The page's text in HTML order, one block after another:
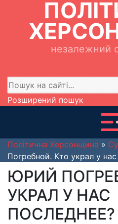
незалежний
Розширений пошук
Політична Херсонщина »
Погребной. Кто украл у
ЮРИЙ
УКРАЛ У НАС
ПОСЛЕДНЕЕ?